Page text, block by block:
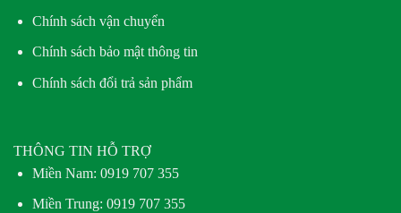
Chính sách vận chuyển
Chính sách bảo mật thông tin
Chính sách đổi trả sản phẩm
THÔNG TIN HỖ TRỢ
Miền Nam: 0919 707 355
Miền Trung: 0919 707 355